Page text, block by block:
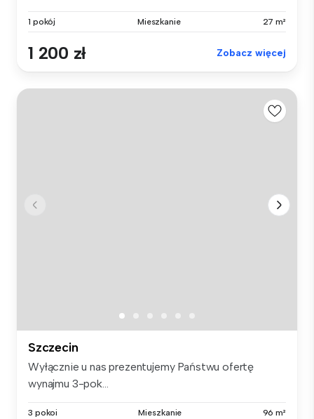
1 pokój Mieszkanie 27 m²
1 200 zł Zobacz więcej
Szczecin
Wyłącznie u nas prezentujemy Państwu ofertę
wynajmu 3-pok...
3 pokoi Mieszkanie 96 m²